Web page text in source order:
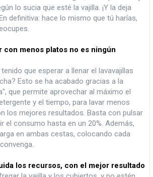
lo sucia que esté la vajilla. ¡Y la deja
definitiva: hace lo mismo que tú harías,
con menos platos no es ningún
que esperar a llenar el lavavajillas
Esto se ha acabado gracias a la
que permite aprovechar al máximo el
y el tiempo, para lavar menos
los mejores resultados. Basta con pulsar
el consumo hasta en un 20%. Además,
en ambas cestas, colocando cada
los recursos, con el mejor resultado